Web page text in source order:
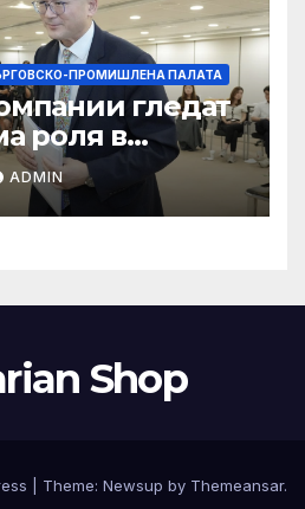
ПРОМИШЛЕНА ПАЛАТА
гледат
роля в
ADMIN
Shop
Theme: Newsup by Themeansar.